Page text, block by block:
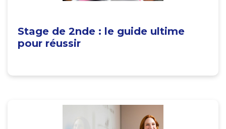
Stage de 2nde : le guide ultime
pour réussir